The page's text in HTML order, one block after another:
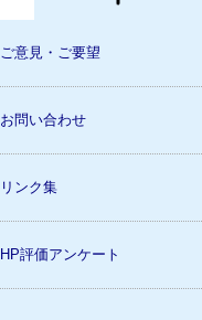
ご意見・ご要望
お問い合わせ
リンク集
HP評価アンケート